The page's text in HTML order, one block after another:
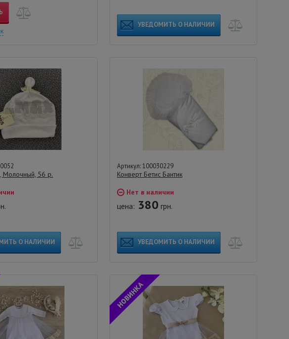
УВЕДОМИТЬ О НАЛИЧИИ
Молочный, 56 р.
О НАЛИЧИИ
Артикул: 100030229
Конверт Бетис Бантик
Нет в наличии
цена: 380 грн.
УВЕДОМИТЬ О НАЛИЧИИ